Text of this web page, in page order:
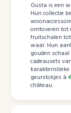
Gusta is een
Hun collectie
omtoveren tot
fruitschalen
waar. Hun
gouden
cadeausets
geurstokjes à
château.